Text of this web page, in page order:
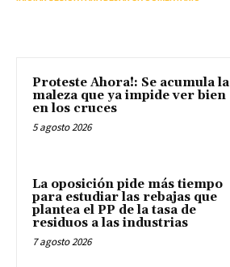
Proteste Ahora!: Se acumula la
maleza que ya impide ver bien
en los cruces
5 agosto 2026
La oposición pide más tiempo
para estudiar las rebajas que
plantea el PP de la tasa de
residuos a las industrias
7 agosto 2026